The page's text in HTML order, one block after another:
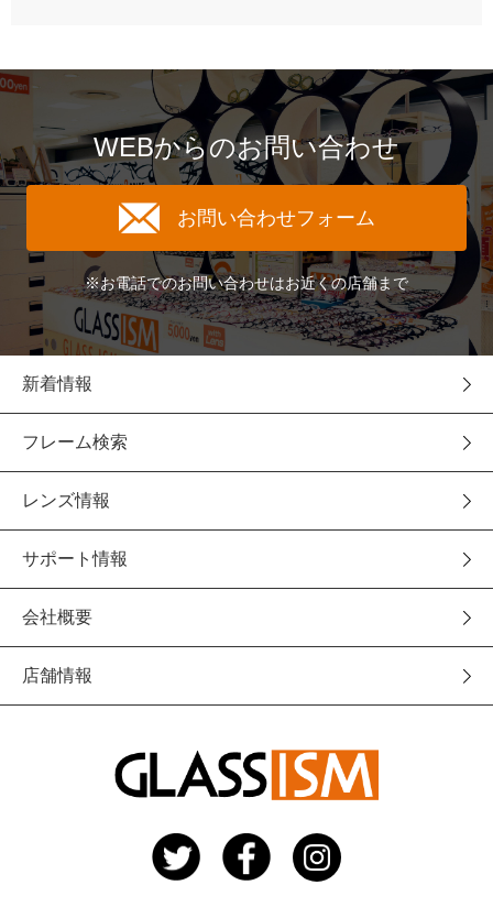
WEBからのお問い合わせ
お問い合わせフォーム
※お電話でのお問い合わせはお近くの店舗まで
新着情報
フレーム検索
レンズ情報
サポート情報
会社概要
店舗情報